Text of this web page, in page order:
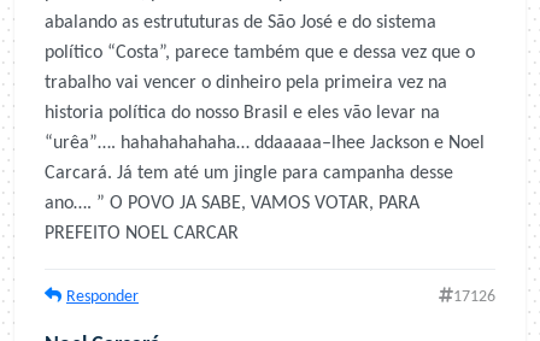
abalando as estrututuras de São José e do sistema
político “Costa”, parece também que e dessa vez que o
trabalho vai vencer o dinheiro pela primeira vez na
historia política do nosso Brasil e eles vão levar na
“urêa”…. hahahahahaha… ddaaaaa–lhee Jackson e Noel
Carcará. Já tem até um jingle para campanha desse
ano…. ” O POVO JA SABE, VAMOS VOTAR, PARA
PREFEITO NOEL CARCAR
Responder 17126